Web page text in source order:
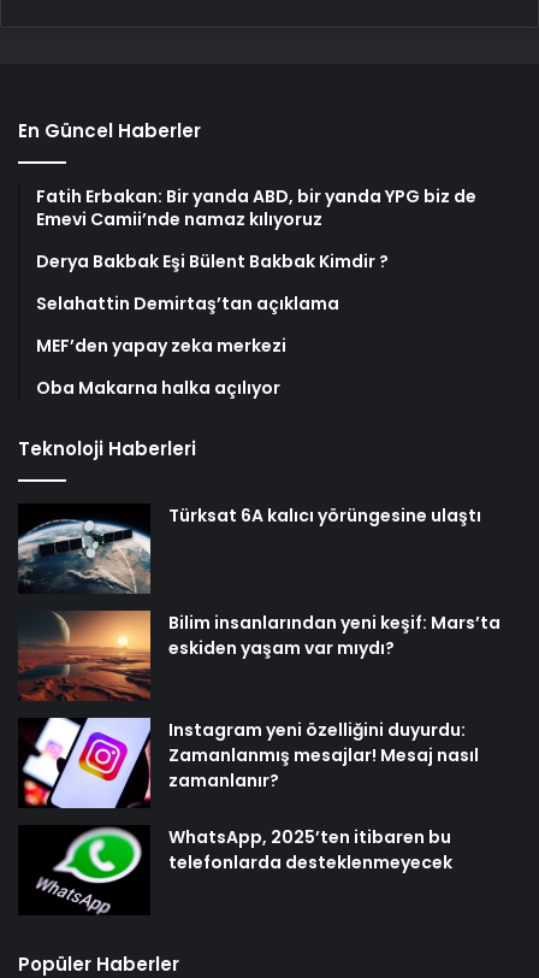
En Güncel Haberler
Fatih Erbakan: Bir yanda ABD, bir yanda YPG biz de
Emevi Camii’nde namaz kılıyoruz
Derya Bakbak Eşi Bülent Bakbak Kimdir ?
Selahattin Demirtaş’tan açıklama
MEF’den yapay zeka merkezi
Oba Makarna halka açılıyor
Teknoloji Haberleri
Türksat 6A kalıcı yörüngesine ulaştı
Bilim insanlarından yeni keşif: Mars’ta
eskiden yaşam var mıydı?
Instagram yeni özelliğini duyurdu:
Zamanlanmış mesajlar! Mesaj nasıl
zamanlanır?
WhatsApp, 2025’ten itibaren bu
telefonlarda desteklenmeyecek
Popüler Haberler